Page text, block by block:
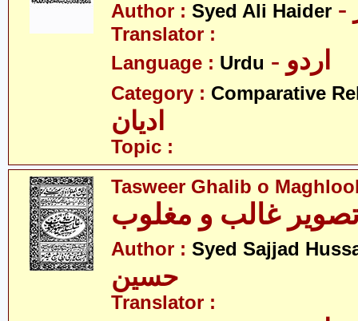
Author : Syed Ali Haider
Translator :
Language : Urdu - اردو
Category : Comparative
ادیان
Topic :
Tasweer Ghalib o
غالب و مغلوب
Author : Syed Sajjad
حسین
Translator :